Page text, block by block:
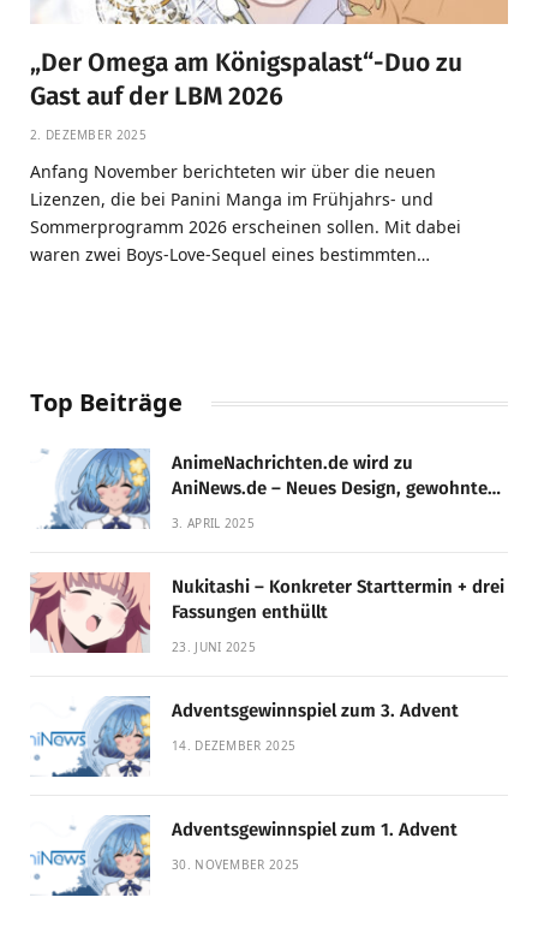
„Der Omega am Königspalast“-Duo zu
Gast auf der LBM 2026
2. DEZEMBER 2025
Anfang November berichteten wir über die neuen
Lizenzen, die bei Panini Manga im Frühjahrs- und
Sommerprogramm 2026 erscheinen sollen. Mit dabei
waren zwei Boys-Love-Sequel eines bestimmten…
Top Beiträge
AnimeNachrichten.de wird zu
AniNews.de – Neues Design, gewohnte
Qualität!
3. APRIL 2025
Nukitashi – Konkreter Starttermin + drei
Fassungen enthüllt
23. JUNI 2025
Adventsgewinnspiel zum 3. Advent
14. DEZEMBER 2025
Adventsgewinnspiel zum 1. Advent
30. NOVEMBER 2025